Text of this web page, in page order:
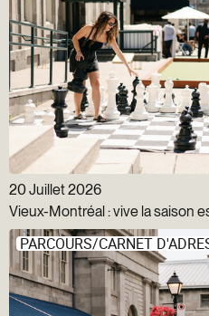
20 Juillet 2026
Vieux-Montréal : vive la saison
PARCOURS/CARNET